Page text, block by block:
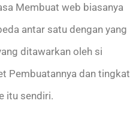
Membuat web biasanya
antar satu dengan yang
ditawarkan oleh si
Pembuatannya dan tingkat
itu sendiri.